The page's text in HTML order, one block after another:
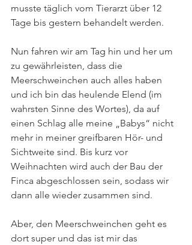
musste täglich vom Tierarzt über 12
Tage bis gestern behandelt werden.
Nun fahren wir am Tag hin und her um
zu gewährleisten, dass die
Meerschweinchen auch alles haben
und ich bin das heulende Elend (im
wahrsten Sinne des Wortes), da auf
einen Schlag alle meine „Babys“ nicht
mehr in meiner greifbaren Hör- und
Sichtweite sind. Bis kurz vor
Weihnachten wird auch der Bau der
Finca abgeschlossen sein, sodass wir
dann alle wieder zusammen sind.
Aber, den Meerschweinchen geht es
dort super und das ist mir das